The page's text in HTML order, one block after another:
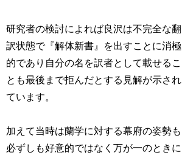
研究者の検討によれば良沢は不完全な翻
訳状態で『解体新書』を出すことに消極
的であり自分の名を訳者として載せるこ
とも最後まで拒んだとする見解が示され
ています。
加えて当時は蘭学に対する幕府の姿勢も
必ずしも好意的ではなく万が一のときに